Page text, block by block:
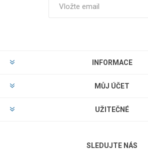
INFORMACE
MŮJ ÚČET
UŽITEČNÉ
SLEDUJTE NÁS